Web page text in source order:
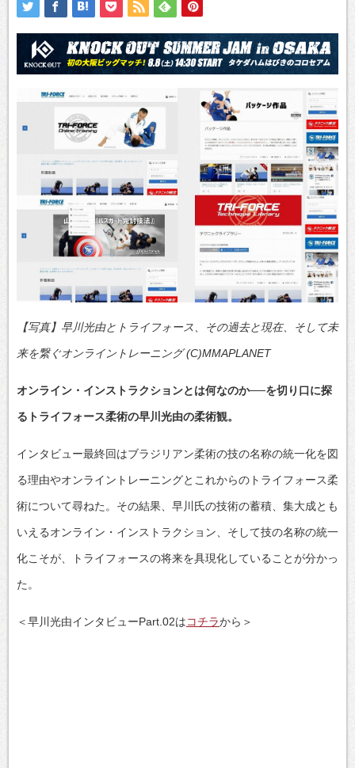
【写真】早川光由とトライフォース、その過去と現在、そして未
来を繋ぐオンライントレーニング (C)MMAPLANET
オンライン・インストラクションとは何なのか──を切り口に探
るトライフォース柔術の早川光由の柔術観。
インタビュー最終回はブラジリアン柔術の技の名称の統一化を図
る理由やオンライントレーニングとこれからのトライフォース柔
術について尋ねた。その結果、早川氏の技術の蓄積、集大成とも
いえるオンライン・インストラクション、そして技の名称の統一
化こそが、トライフォースの将来を具現化していることが分かっ
た。
＜早川光由インタビューPart.02はコチラから＞